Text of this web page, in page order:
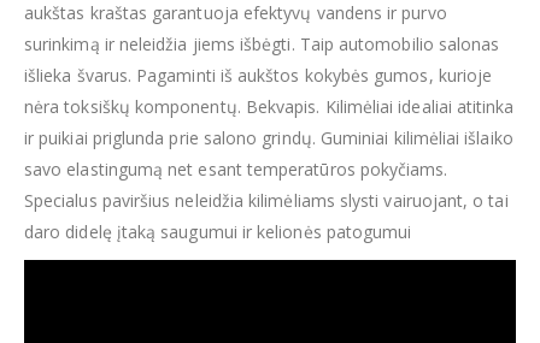
aukštas kraštas garantuoja efektyvų vandens ir purvo
surinkimą ir neleidžia jiems išbėgti. Taip automobilio salonas
išlieka švarus. Pagaminti iš aukštos kokybės gumos, kurioje
nėra toksiškų komponentų. Bekvapis. Kilimėliai idealiai atitinka
ir puikiai priglunda prie salono grindų. Guminiai kilimėliai išlaiko
savo elastingumą net esant temperatūros pokyčiams.
Specialus paviršius neleidžia kilimėliams slysti vairuojant, o tai
daro didelę įtaką saugumui ir kelionės patogumui